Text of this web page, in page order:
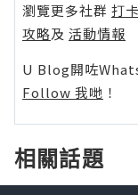
瀏覽更多社群 打卡
攻略及 活動情報
U Blog開咗
Follow 我哋 ！
相關話題